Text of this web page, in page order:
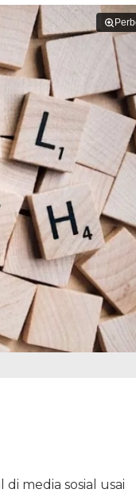
di media sosial usai